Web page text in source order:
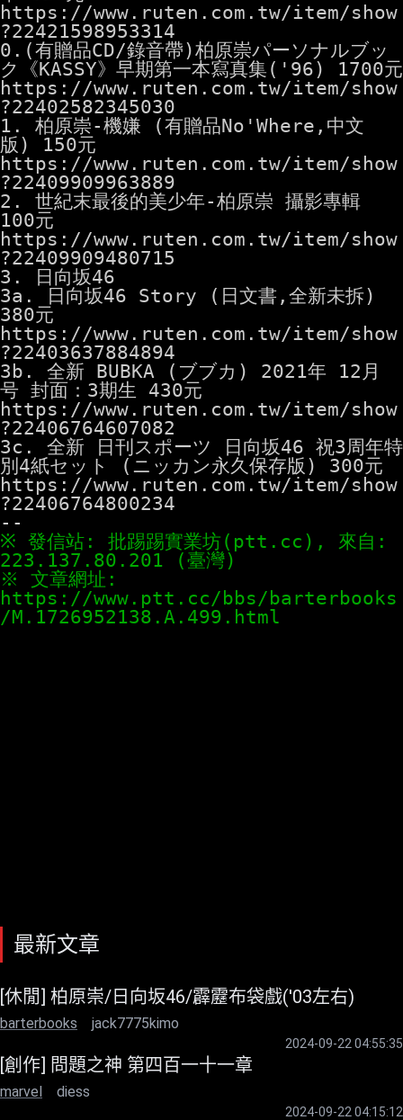
https://www.ruten.com.tw/item/show
?22421598953314
0.(有贈品CD/錄音帶)柏原崇パーソナルブッ
https://www.ruten.com.tw/item/show
?22402582345030
1. 柏原崇-機嫌 (有贈品No'Where,中文
https://www.ruten.com.tw/item/show
?22409909963889
2. 世紀末最後的美少年-柏原崇 攝影專輯
https://www.ruten.com.tw/item/show
?22409909480715
3. 日向坂46
3a. 日向坂46 Story (日文書,全新未拆)
https://www.ruten.com.tw/item/show
?22403637884894
3b. 全新 BUBKA (ブブカ) 2021年 12月
https://www.ruten.com.tw/item/show
?22406764607082
3c. 全新 日刊スポーツ 日向坂46 祝3周年特
https://www.ruten.com.tw/item/show
?22406764800234
※ 發信站: 批踢踢實業坊(ptt.cc), 來自:
※ 文章網址:
https://www.ptt.cc/bbs/barterbooks
最新文章
[休閒] 柏原崇/日向坂46/霹靂布袋戲('03左右)
barterbooks jack7775kimo
2024-09-22 04:55:35
[創作] 問題之神 第四百一十一章
marvel diess
2024-09-22 04:15:12